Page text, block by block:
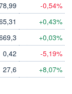
-0,54%
+0,43%
+0,03%
0,42 -5,19%
27,6 +8,07%